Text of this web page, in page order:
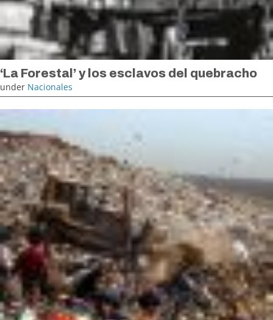
‘La Forestal’ y los esclavos del quebracho
under Nacionales